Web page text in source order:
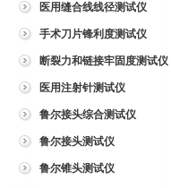
医用缝合线线径测试仪
手术刀片锋利度测试仪
断裂力和链接牢固度测试仪
医用注射针测试仪
鲁尔接头综合测试仪
鲁尔接头测试仪
鲁尔锥头测试仪